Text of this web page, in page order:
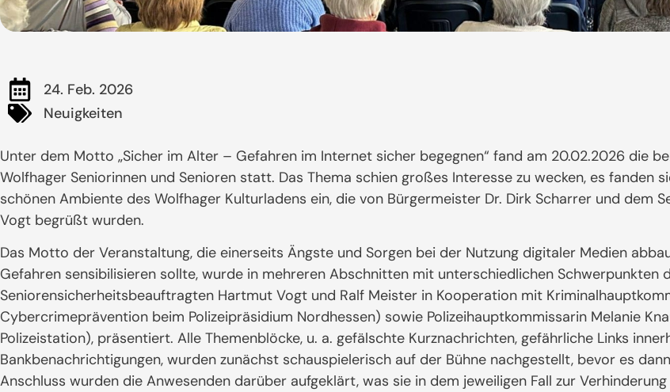
24. Feb. 2026
Neuigkeiten
Unter dem Motto „Sicher im Alter – Gefahren im Internet sicher begegnen“ fand am 20.02.2026 die
Wolfhager Seniorinnen und Senioren statt. Das Thema schien großes Interesse zu wecken, es fanden
schönen Ambiente des Wolfhager Kulturladens ein, die von Bürgermeister Dr. Dirk Scharrer und dem
Vogt begrüßt wurden.
Das Motto der Veranstaltung, die einerseits Ängste und Sorgen bei der Nutzung digitaler Medien
Gefahren sensibilisieren sollte, wurde in mehreren Abschnitten mit unterschiedlichen Schwerpunkten
Seniorensicherheitsbeauftragten Hartmut Vogt und Ralf Meister in Kooperation mit
Cybercrimeprävention beim Polizeipräsidium Nordhessen) sowie Polizeihauptkommissarin Melanie
Polizeistation), präsentiert. Alle Themenblöcke, u. a. gefälschte Kurznachrichten, gefährliche Links
Bankbenachrichtigungen, wurden zunächst schauspielerisch auf der Bühne nachgestellt, bevor es
Anschluss wurden die Anwesenden darüber aufgeklärt, was sie in dem jeweiligen Fall zur